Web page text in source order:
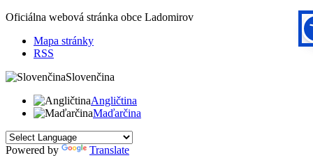
Oficiálna webová stránka obce Ladomirov
Mapa stránky
RSS
Slovenčina
Angličtina
Maďarčina
Powered by
Translate